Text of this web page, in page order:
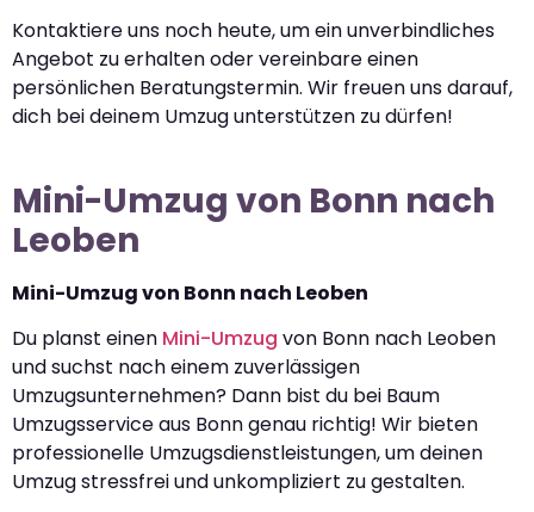
Kontaktiere uns noch heute, um ein unverbindliches
Angebot zu erhalten oder vereinbare einen
persönlichen Beratungstermin. Wir freuen uns darauf,
dich bei deinem Umzug unterstützen zu dürfen!
Mini-Umzug von Bonn nach
Leoben
Mini-Umzug von Bonn nach Leoben
Du planst einen Mini-Umzug von Bonn nach Leoben
und suchst nach einem zuverlässigen
Umzugsunternehmen? Dann bist du bei Baum
Umzugsservice aus Bonn genau richtig! Wir bieten
professionelle Umzugsdienstleistungen, um deinen
Umzug stressfrei und unkompliziert zu gestalten.